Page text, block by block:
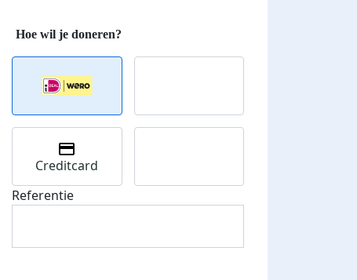
Streefbedrag verhoogd
Creditcard
Referentie